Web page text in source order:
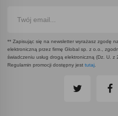
** Zapisując się na newsletter wyrażasz zgodę
elektroniczną przez firmę Global sp. z o.o.,
świadczeniu usług drogą elektroniczną (Dz. U.
Regulamin promocji dostępny jest tutaj.